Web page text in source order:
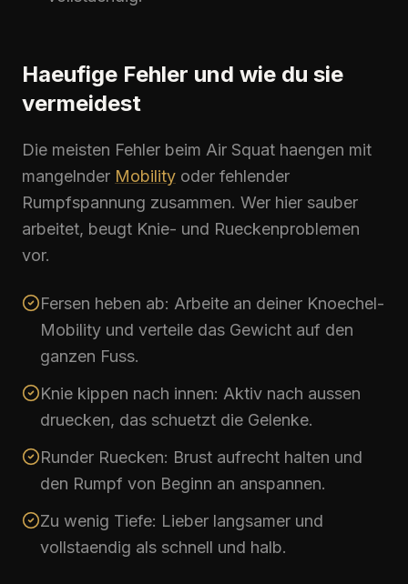
Haeufige Fehler und wie du sie
vermeidest
Die meisten Fehler beim Air Squat haengen mit
mangelnder Mobility oder fehlender
Rumpfspannung zusammen. Wer hier sauber
arbeitet, beugt Knie- und Rueckenproblemen
vor.
Fersen heben ab: Arbeite an deiner Knoechel-
Mobility und verteile das Gewicht auf den
ganzen Fuss.
Knie kippen nach innen: Aktiv nach aussen
druecken, das schuetzt die Gelenke.
Runder Ruecken: Brust aufrecht halten und
den Rumpf von Beginn an anspannen.
Zu wenig Tiefe: Lieber langsamer und
vollstaendig als schnell und halb.